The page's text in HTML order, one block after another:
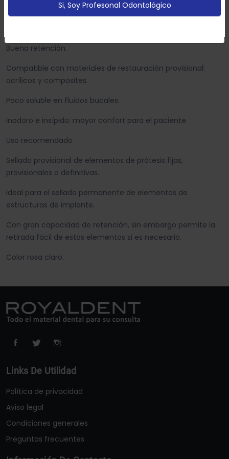
Polimerización en dos tiempos que permite una limpieza
Buena retención.
Compatible con materiales de restauración provisional:
acrílicos y composites.
Poco soluble en fluidos bucales.
Inodoro e insípido: mayor confort para el paciente.
Uso recomendado
Sellado provisional de elementos de prótesis fijas,
provisionales o definitivas.
Ideal para el sellado permanente de elementos de
estructuras de implante.
Con gran capacidad de retención, sin embargo permite la
retirada fácil de estos elementos si es necesario.
Color rosa claro.
Links De Utilidad
Política de privacidad
Aviso legal
Condiciones generales
Preguntas frecuentes
Si, Soy Profesonal Odontológico